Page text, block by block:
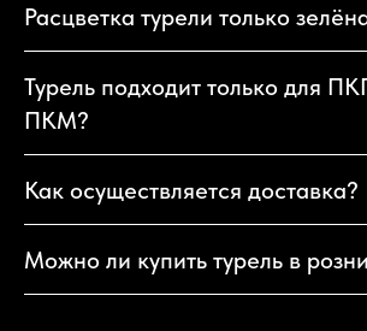
Расцветка турели только
Турель подходит только для
ПКМ?
Как осуществляется доставка?
Можно ли купить турель в